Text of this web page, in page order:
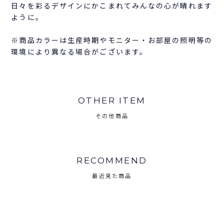
日々を彩るデザインにかこまれてみんなの心が晴れます
ように。
※商品カラーは生産時期やモニター・お部屋の照明等の
環境により異なる場合がございます。
OTHER ITEM
その他商品
RECOMMEND
最近見た商品